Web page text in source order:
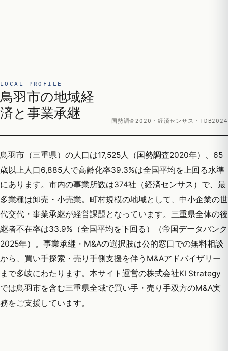
LOCAL PROFILE
鳥羽市の地域経
済と事業承継
国勢調査2020・経済センサス・TDB2024
鳥羽市（三重県）の人口は17,525人（国勢調査2020年）、65
歳以上人口6,885人で高齢化率39.3%は全国平均を上回る水準
にあります。市内の事業所数は374社（経済センサス）で、最
多業種は卸売・小売業。町村規模の地域として、中小企業の世
代交代・事業承継が経営課題となっています。三重県全体の後
継者不在率は33.9%（全国平均を下回る）（帝国データバンク
2025年）。事業承継・M&Aの選択肢は公的窓口での無料相談
から、買い手探索・売り手側支援を伴うM&Aアドバイザリー
まで多岐にわたります。本サイト運営の株式会社KI Strategy
では鳥羽市を含む三重県全域で買い手・売り手双方のM&A実
務をご支援しています。